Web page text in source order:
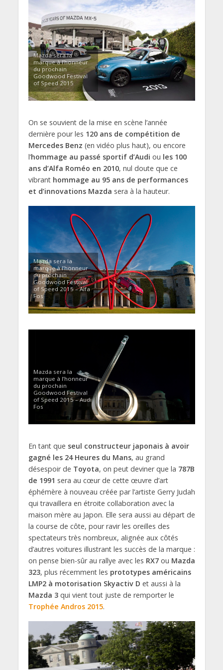
Mazda sera la
marque à l’honneur
du prochain
Goodwood Festival
of Speed 2015
On se souvient de la mise en scène l’année
dernière pour les 120 ans de compétition de
Mercedes Benz (en vidéo plus haut), ou encore
l’hommage au passé sportif d’Audi ou les 100
ans d’Alfa Roméo en 2010, nul doute que ce
vibrant hommage au 95 ans de performances
et d’innovations Mazda sera à la hauteur.
Mazda sera la
marque à l’honneur
du prochain
Goodwood Festival
of Speed 2015 – Alfa
Fos
Mazda sera la
marque à l’honneur
du prochain
Goodwood Festival
of Speed 2015 – Audi
Fos
En tant que seul constructeur japonais à avoir
gagné les 24 Heures du Mans, au grand
désespoir de Toyota, on peut deviner que la 787B
de 1991 sera au cœur de cette œuvre d’art
éphémère à nouveau créée par l’artiste Gerry Judah
qui travaillera en étroite collaboration avec la
maison mère au Japon. Elle sera aussi au départ de
la course de côte, pour ravir les oreilles des
spectateurs très nombreux, alignée aux côtés
d’autres voitures illustrant les succès de la marque :
on pense bien-sûr au rallye avec les RX7ou Mazda
323, plus récemment les prototypes américains
LMP2 à motorisation Skyactiv D et aussi à la
Mazda 3qui vient tout juste de remporter le
Trophée Andros 2015.